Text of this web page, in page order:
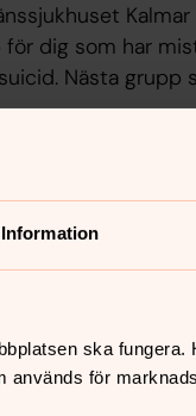
Information
ska
för
dig som har
Nästa grupp